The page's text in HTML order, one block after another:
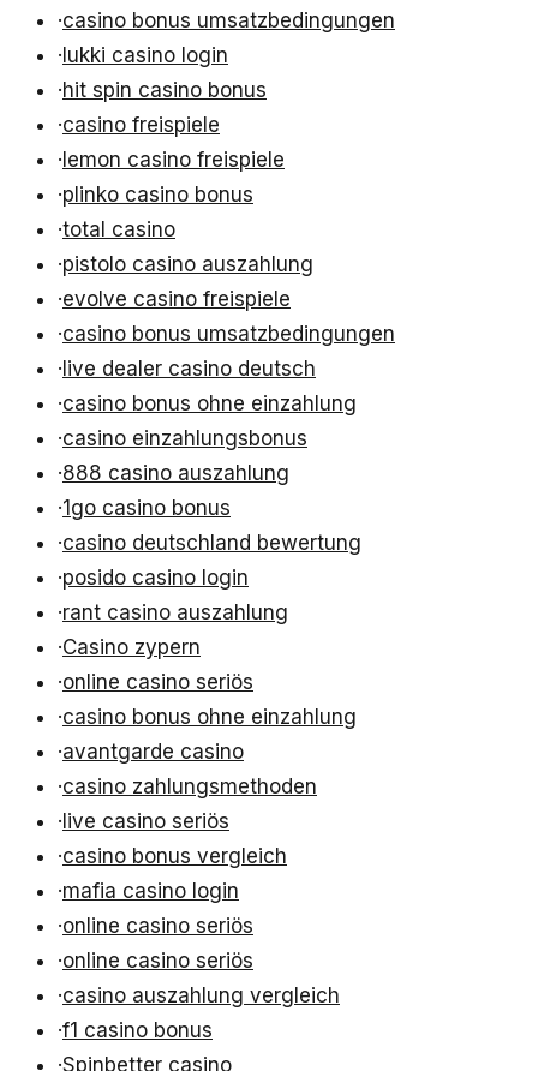
·casino bonus umsatzbedingungen
· lukki casino login
·hit spin casino bonus
·casino freispiele
· lemon casino freispiele
·plinko casino bonus
·total casino
·pistolo casino auszahlung
·evolve casino freispiele
·casino bonus umsatzbedingungen
· live dealer casino deutsch
·casino bonus ohne einzahlung
·casino einzahlungsbonus
·888 casino auszahlung
·1go casino bonus
·casino deutschland bewertung
·posido casino login
·rant casino auszahlung
·Casino zypern
·online casino seriös
·casino bonus ohne einzahlung
·avantgarde casino
·casino zahlungsmethoden
· live casino seriös
·casino bonus vergleich
·mafia casino login
·online casino seriös
·online casino seriös
·casino auszahlung vergleich
·f1 casino bonus
·Spinbetter casino